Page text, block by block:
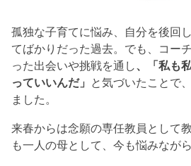
孤独な子育てに悩み、自分を後回
てばかりだった過去。でも、コー
った出会いや挑戦を通し、「私も
っていいんだ」 と気づいたことで
ました。
来春からは念願の専任教員として
も一人の母として、今も悩みなが